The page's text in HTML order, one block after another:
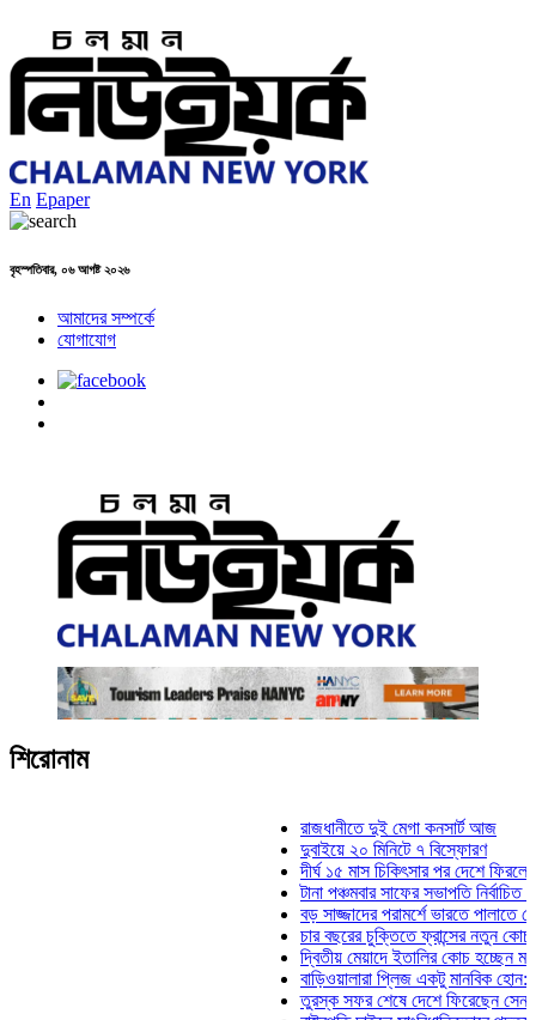
En Epaper
বৃহস্পতিবার, ০৬ আগষ্ট ২০২৬
আমাদের সম্পর্কে
যোগাযোগ
শিরোনাম
রাজধানীতে দুই মেগা কনসার্ট আজ
দুবাইয়ে ২০ মিনিটে ৭ বিস্ফোরণ
দীর্ঘ ১৫ মাস চিকিৎসার পর দেশে ফিরলেন
টানা পঞ্চমবার সাফের সভাপতি নির্বাচিত কাজী
বড় সাজ্জাদের পরামর্শে ভারতে পালাতে
চার বছরের চুক্তিতে ফ্রান্সের নতুন কোচ জিদান
দ্বিতীয় মেয়াদে ইতালির কোচ হচ্ছেন মানচিনি
বাড়িওয়ালারা প্লিজ একটু মানবিক হোন: মনিরা
তুরস্ক সফর শেষে দেশে ফিরেছেন সেনাপ্রধান